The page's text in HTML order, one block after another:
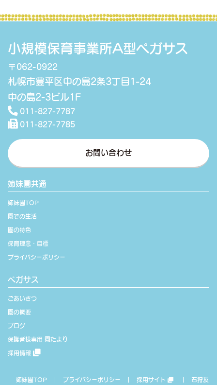
小規模保育事業所A型ペガサス
〒062-0922
札幌市豊平区中の島2条3丁目1-24
中の島2-3ビル1F
011-827-7787
011-827-7785
お問い合わせ
姉妹園共通
姉妹園TOP
園での生活
園の特色
保育理念・目標
プライバシーポリシー
ペガサス
ごあいさつ
園の概要
ブログ
保護者様専用 園たより
採用情報
姉妹園TOP プライバシーポリシー 採用サイト 石狩友